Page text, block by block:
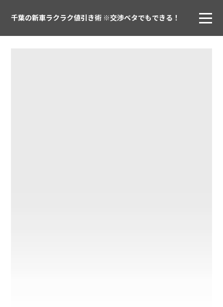
千葉の新車ラクラク値引き術 ※交渉ベタでもできる！